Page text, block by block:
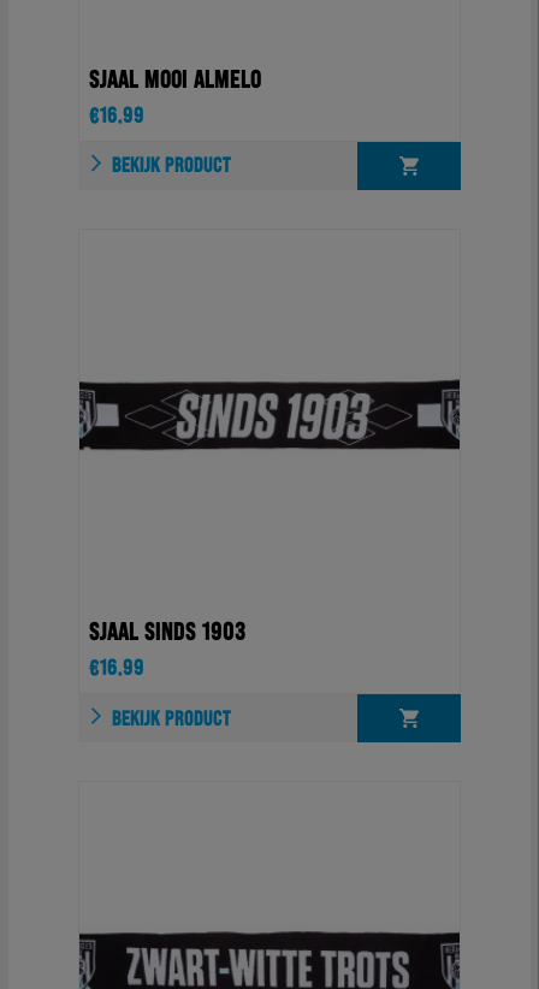
SJAAL MOOI ALMELO
€16.99
BEKIJK PRODUCT
SJAAL SINDS 1903
€16.99
BEKIJK PRODUCT